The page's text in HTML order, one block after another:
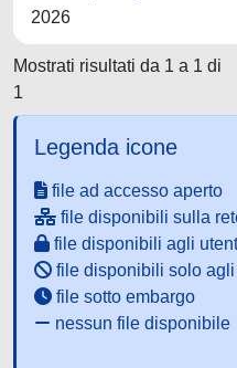
2026
Mostrati risultati da 1 a 1 di
1
Legenda icone
file ad accesso aperto
file disponibili sulla
file disponibili agli
file disponibili solo
file sotto embargo
nessun file disponibile